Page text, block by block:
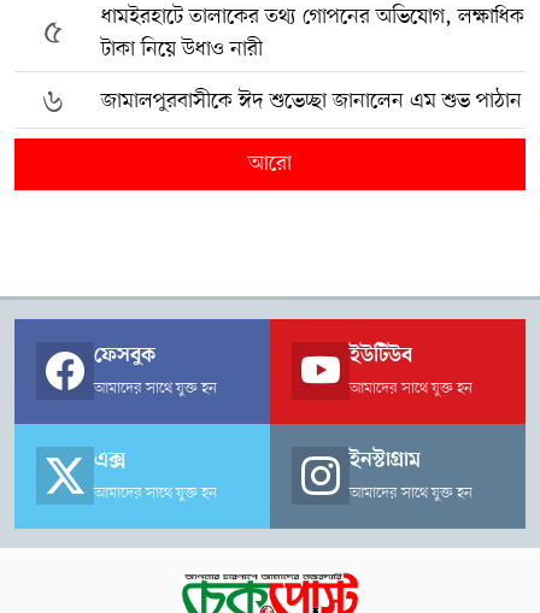
৫
ধামইরহাটে তালাকের তথ্য গোপনের অভিযোগ, লক্ষাধিক
টাকা নিয়ে উধাও নারী
৬ জামালপুরবাসীকে ঈদ শুভেচ্ছা জানালেন এম শুভ পাঠান
আরো
ফেসবুক
আমাদের সাথে যুক্ত হন
ইউটিউব
আমাদের সাথে যুক্ত হন
এক্স
আমাদের সাথে যুক্ত হন
ইনস্টাগ্রাম
আমাদের সাথে যুক্ত হন